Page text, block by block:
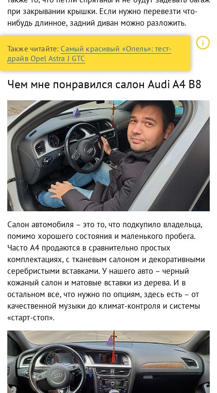
при закрывании крышки. Если нужно перевезти что-
нибудь длинное, задний диван можно разложить.
Также читайте: Самый красивый «Опель»: тест-
драйв Opel Astra J GTC
Чем мне понравился салон Audi A4 B8
Салон автомобиля – это то, что подкупило владельца,
помимо хорошего состояния и маленького пробега.
Часто A4 продаются в сравнительно простых
комплектациях, с тканевым салоном и декоративными
серебристыми вставками. У нашего авто – черный
кожаный салон и матовые вставки из дерева. И в
остальном все, что нужно по опциям, здесь есть – от
качественной музыки до климат-контроля и системы
«старт-стоп».